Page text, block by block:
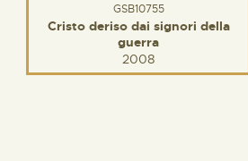
GSB10755
Cristo deriso dai signori della
guerra
2008